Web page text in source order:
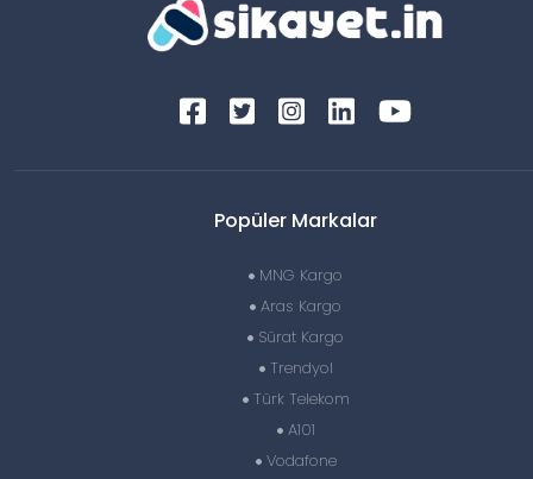
Popüler Markalar
MNG Kargo
Aras Kargo
Sürat Kargo
Trendyol
Türk Telekom
A101
Vodafone